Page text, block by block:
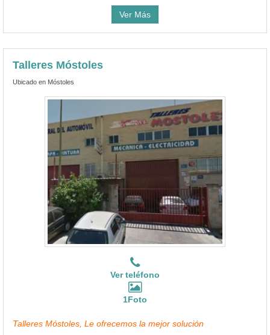
Ver Más
Talleres Móstoles
Ubicado en Móstoles
Ver teléfono
1Foto
Talleres Móstoles, Le ofrecemos la mejor solución